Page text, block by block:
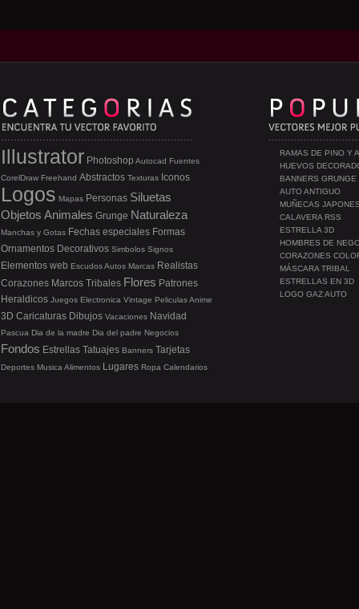
RAMAS DE PINO Y
HUEVOS
BANNERS GRUNGE
AUTO ANTIGUO
MUÑECAS
CALAVERA RSS
ESTRELLA 3D
HOMBRES DE
CORAZONES
MÁSCARA TRIBAL
ESTRELLAS EN 3D
LOGO GAZ AUTO
Illustrator Photoshop Autocad Fuentes
CorelDraw Freehand Abstractos Texturas Iconos
Logos Mapas Personas Siluetas
Objetos Animales Grunge Naturaleza
Manchas y Gotas Fechas especiales Formas
Ornamentos Decorativos Simbolos Signos
Elementos web EscudosAutos Marcas Realistas
Corazones Marcos Tribales Flores Patrones
Heraldicos Juegos Electronica Vintage PeliculasAnime
3D Caricaturas Dibujos Vacaciones Navidad
Pascua Dia de la madre Dia del padre Negocios
Fondos Estrellas Tatuajes Banners Tarjetas
Deportes Musica Alimentos Lugares Ropa Calendarios